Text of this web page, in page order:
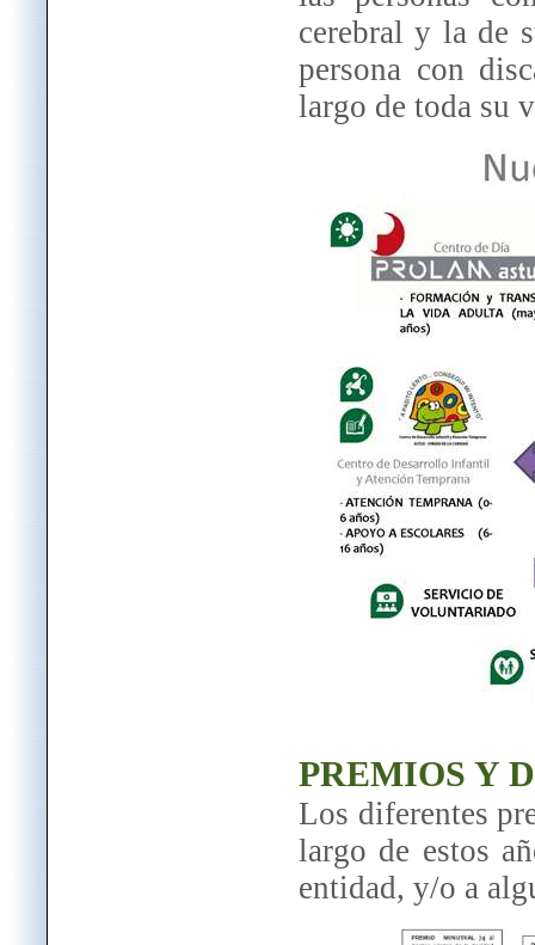
cerebral y la de
persona con
largo de toda su
PREMIOS Y
Los diferentes
largo de estos
entidad, y/o a